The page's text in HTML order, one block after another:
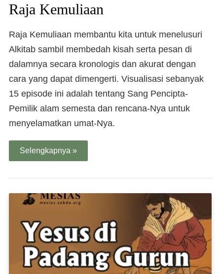
Raja Kemuliaan
Raja Kemuliaan membantu kita untuk menelusuri
Alkitab sambil membedah kisah serta pesan di
dalamnya secara kronologis dan akurat dengan
cara yang dapat dimengerti. Visualisasi sebanyak
15 episode ini adalah tentang Sang Pencipta-
Pemilik alam semesta dan rencana-Nya untuk
menyelamatkan umat-Nya.
Selengkapnya »